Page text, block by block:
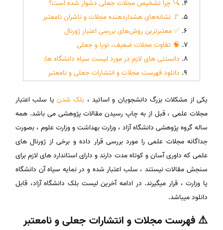
🔍 چرا تشخیص مجلات جعلی دشوار شده است؟
🚩 نشانه‌های هشداردهنده مجلات و ناشران نامعتبر
✅ معتبرترین روش‌های بررسی اعتبار ژورنال
🧠 تفاوت مجلات ضعیف، نوپا و جعلی
دانستنی های لازم در مورد لیست سیاه دانشگاه ها:
دانلود فهرست مجلات و انتشارات جعلی و نامعتبر
یکی از مشکلات بزرگ دانشجویان و اساتید ، بلک شدن یا سلب اعتبار
مجلات علمی ، قبل از به چاپ رسیدن مقالات پژوهشی می باشد. همه
ساله گروه پژوهشی دانشگاه آزاد ، وزارت بهداشت و وزارت علوم ، بصورت
جداگانه مجلات علمی را مورد بررسی قرار داده و برخی از ژورنال های
علمی که داوری آسان و کوتاه مدت دارند و دارای استاندارد های لازم برای
سنجش مقالات نیستند ، سلب اعتبار شده و در نمایه سیاه آن دانشگاه
یا وزارت ، قرار میگیرند. در ادامه آخرین لیست بلک دانشگاه آزاد، قابل
دانلود میباشد.
⚠️ فهرست مجلات و انتشارات جعلی و نامعتبر